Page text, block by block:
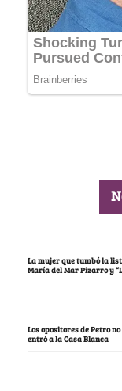
La mujer que tumbó la
María del Mar Pizarro y
Los opositores de Petro
entró a la Casa Blanca